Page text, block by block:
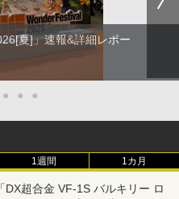
夏]」速報&詳細レポー
● ● ●
1週間 1カ月
DX超合金 VF-1S バルキリー ロ